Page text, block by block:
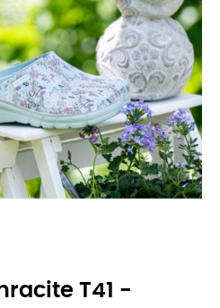
T41 -